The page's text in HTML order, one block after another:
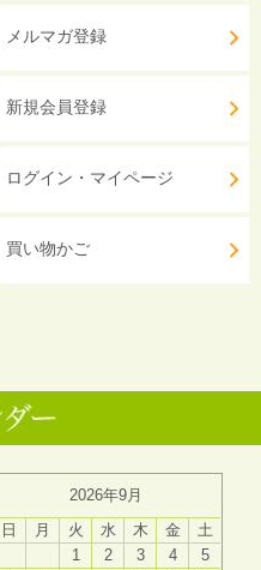
メルマガ登録
新規会員登録
ログイン・マイページ
買い物かご
2026年9月
日
月 火 水 木 金
土
1
2 3 4
5